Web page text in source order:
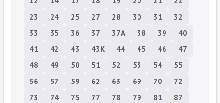
23
24 25 27 28 30 31
32
33
35 36 37 37А 38 39
40
41
42 43 43К 44 45 46
47
48
49 50 51 52 53 54
55
56
57 59 62 63 69 70
72
73
74 75 77 78 79 81
87